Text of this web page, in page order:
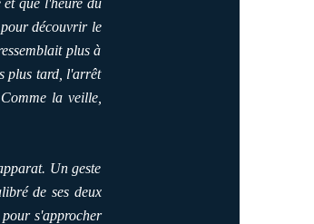
et que l'heure du
pour découvrir le
plus à
plus tard, l'arrêt
la veille,
Un geste
de ses deux
s'approcher